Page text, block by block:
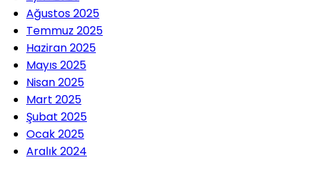
Ağustos 2025
Temmuz 2025
Haziran 2025
Mayıs 2025
Nisan 2025
Mart 2025
Şubat 2025
Ocak 2025
Aralık 2024